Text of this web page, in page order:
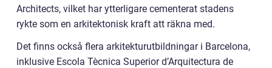
Architects, vilket har ytterligare cementerat stadens
rykte som en arkitektonisk kraft att räkna med.
Det finns också flera arkitekturutbildningar i Barcelona,
inklusive Escola Tècnica Superior d’Arquitectura de